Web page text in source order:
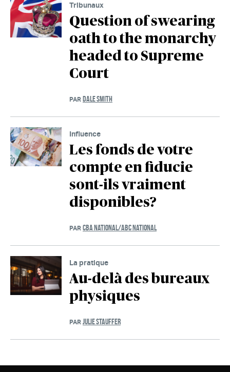
Tribunaux
Question of swearing
oath to the monarchy
headed to Supreme
Court
PAR DALE SMITH
Influence
Les fonds de votre
compte en fiducie
sont-ils vraiment
disponibles?
PAR CBA NATIONAL/ABC NATIONAL
La pratique
Au-delà des bureaux
physiques
PAR JULIE STAUFFER